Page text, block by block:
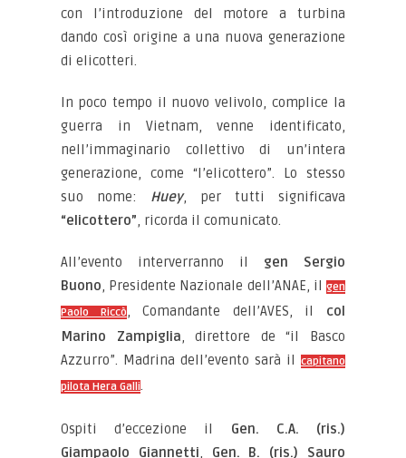
con l’introduzione del motore a turbina
dando così origine a una nuova generazione
di elicotteri.
In poco tempo il nuovo velivolo, complice la
guerra in Vietnam, venne identificato,
nell’immaginario collettivo di un’intera
generazione, come “l’elicottero”. Lo stesso
suo nome: Huey, per tutti significava
“elicottero”, ricorda il comunicato.
All’evento interverranno il gen Sergio
Buono, Presidente Nazionale dell’ANAE, il
gen
Paolo Riccò, Comandante dell’AVES, il col
Marino Zampiglia, direttore de “il Basco
Azzurro”. Madrina dell’evento sarà il
capitano
pilota Hera Galli.
Ospiti d’eccezione il Gen. C.A. (ris.)
Giampaolo Giannetti, Gen. B. (ris.) Sauro